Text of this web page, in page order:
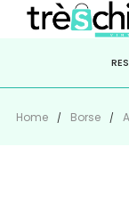
PAGA A RATE
ISCRIVITI ALLA
Home Borse